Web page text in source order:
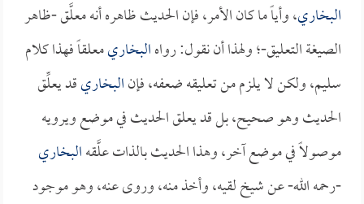
البخاري، وأياً ما كان الأمر، فإن الحديث ظاهره أنه معلَّق -ظاهر
الصيغة التعليق-؛ ولهذا أن نقول: رواهالبخاريمعلقاً فهذا كلام
سليم، ولكن لا يلزم من تعليقه ضعفه، فإنالبخاريقد يعلِّق
الحديث وهو صحيح، بل قد يعلق الحديث في موضع ويرويه
موصولاً في موضع آخر، وهذا الحديث بالذات علَّقهالبخاري
-رحمه الله- عن شيخ لقيه، وأخذ منه، وروى عنه، وهو موجود